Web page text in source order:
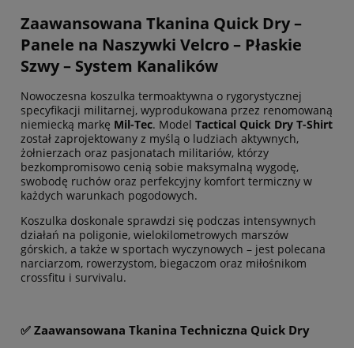
Zaawansowana Tkanina Quick Dry –
Panele na Naszywki Velcro – Płaskie
Szwy – System Kanalików
Nowoczesna koszulka termoaktywna o rygorystycznej
specyfikacji militarnej, wyprodukowana przez renomowaną
niemiecką markę Mil-Tec. Model Tactical Quick Dry T-Shirt
został zaprojektowany z myślą o ludziach aktywnych,
żołnierzach oraz pasjonatach militariów, którzy
bezkompromisowo cenią sobie maksymalną wygodę,
swobodę ruchów oraz perfekcyjny komfort termiczny w
każdych warunkach pogodowych.
Koszulka doskonale sprawdzi się podczas intensywnych
działań na poligonie, wielokilometrowych marszów
górskich, a także w sportach wyczynowych – jest polecana
narciarzom, rowerzystom, biegaczom oraz miłośnikom
crossfitu i survivalu.
✅ Zaawansowana Tkanina Techniczna Quick Dry